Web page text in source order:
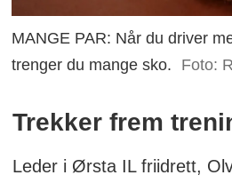
MANGE PAR: Når du driver
trenger du mange sko.
Foto:
Trekker frem
Leder i Ørsta IL friidrett,